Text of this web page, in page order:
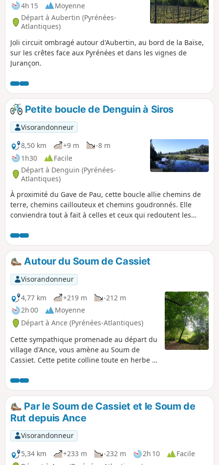
4h 15
Moyenne
Départ à Aubertin (Pyrénées-
Atlantiques)
Joli circuit ombragé autour d'Aubertin, au bord de la Baïse,
sur les crêtes face aux Pyrénées et dans les vignes de
Jurançon.
Petite boucle de Denguin à Siros
Visorandonneur
8,50 km
+9 m
-8 m
1h30
Facile
Départ à Denguin (Pyrénées-
Atlantiques)
À proximité du Gave de Pau, cette boucle allie chemins de
terre, chemins caillouteux et chemins goudronnés. Elle
conviendra tout à fait à celles et ceux qui redoutent les
Autour du Soum de Cassiet
Visorandonneur
4,77 km
+219 m
-212 m
2h 00
Moyenne
Départ à Ance (Pyrénées-Atlantiques)
Cette sympathique promenade au départ du
village d'Ance, vous amène au Soum de
Cassiet. Cette petite colline toute en herbe et
goûter ou pique-nique ! Le reste du chemin
alterne route forestières, de campagnes et
sentiers...Par le Soum de Cassiet et le Soum de
Rut depuis Ance
Visorandonneur
5,34 km
+233 m -232 m 2h 10
Facile